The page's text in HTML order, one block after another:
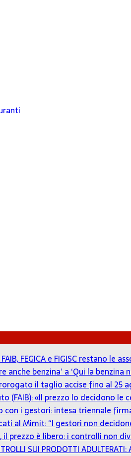
FEGICA e FIGISC restano
anche benzina’ a ‘Qui la
il taglio accise fino al 25
(FAIB): «Il prezzo lo decidono
con i gestori: intesa triennale
al Mimit: “I gestori non
il prezzo è libero: i controlli non
SUI PRODOTTI